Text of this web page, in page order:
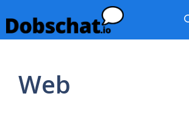
Inhalt
springen
Web